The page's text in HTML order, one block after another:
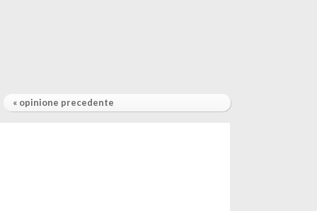
« opinione precedente